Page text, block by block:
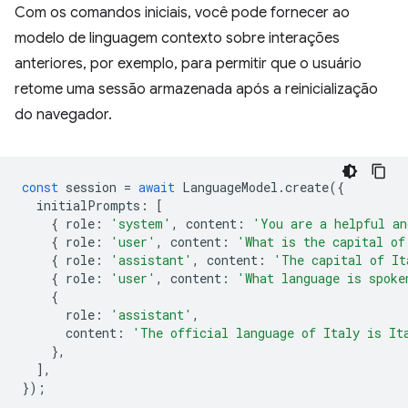
Com os comandos iniciais, você pode fornecer ao
modelo de linguagem contexto sobre interações
anteriores, por exemplo, para permitir que o usuário
retome uma sessão armazenada após a reinicialização
do navegador.
const session = await LanguageModel .create({
initialPrompts :
[
{ role : 'system' , content :
'You are a helpful
{ role : 'user' , content :
'What is the capital
{ role : 'assistant' , content :
'The capital of
{ role : 'user' , content :
'What language is
{
role : 'assistant' ,
content :
'The official language of Italy is
},
],
});